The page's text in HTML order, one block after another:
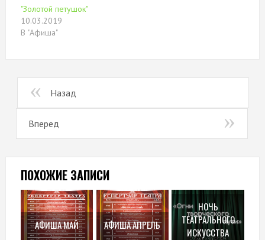
"Золотой петушок"
10.03.2019
В "Афиша"
Назад
Вперед
ПОХОЖИЕ ЗАПИСИ
АФИША МАЙ АФИША АПРЕЛЬ
НОЧЬ
ТЕАТРАЛЬНОГО
ИСКУССТВА